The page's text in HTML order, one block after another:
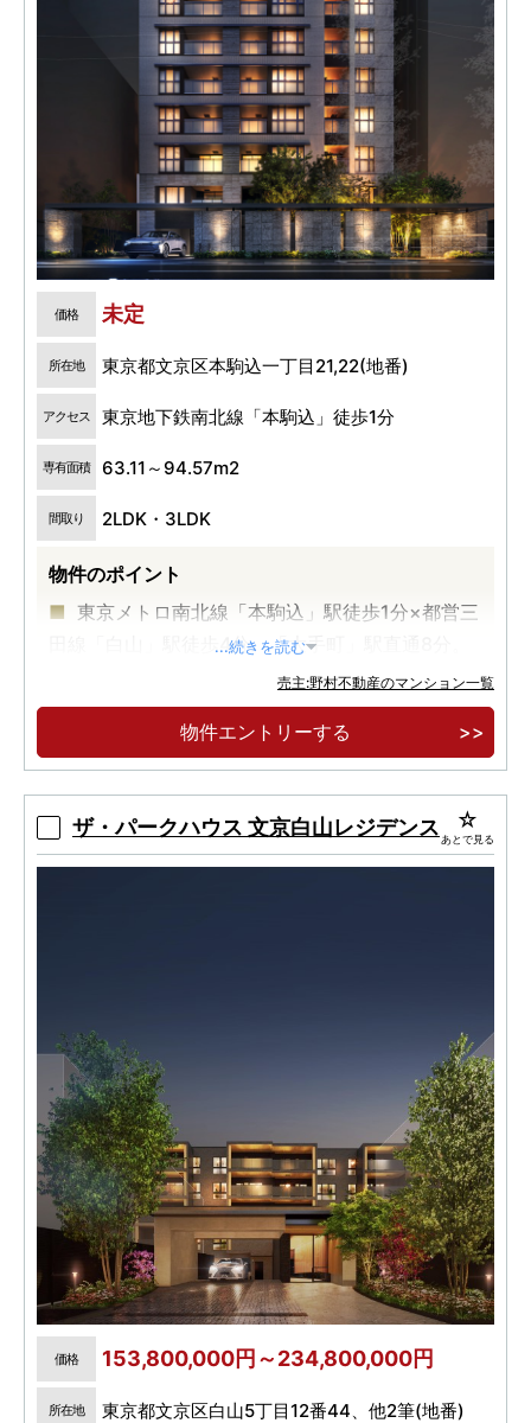
価格 未定
所在地 東京都文京区本駒込一丁目21,22(地番)
アクセス 東京地下鉄南北線「本駒込」徒歩1分
専有面積 63.11～94.57m2
間取り 2LDK・3LDK
物件のポイント
東京メトロ南北線「本駒込」駅徒歩1分×都営三
田線「白山」駅徒歩4分。「大手町」駅直通8分。
プライバシーを重視した1フロア最大5邸・角住
戸率80％以上。
2LDK・3LDK／70㎡超中心のゆとりあるプラ
...続きを読む
売主:野村不動産のマンション一覧
物件エントリーする
ザ・パークハウス 文京白山レジデンス あとで見る
価格 153,800,000円～234,800,000円
所在地 東京都文京区白山5丁目12番44、他2筆(地番)